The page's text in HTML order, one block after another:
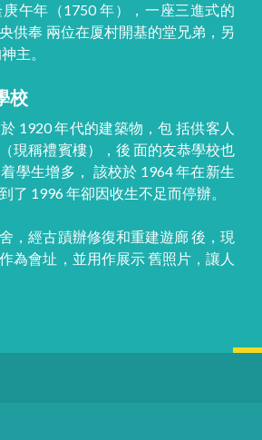
午年（1750 年），一座三進式的
供奉 兩位在厦村開基的堂兄弟，另
主。
校
1920 年代的建築物，包 括供客人
現稱禮賓樓），後 面的友恭學校也
學生增多， 該校於 1964 年在新生
了 1996 年卻因收生不足而停辦。
，經古蹟辦修復和重建遊廊 後，現
為會址，並用作展示 舊照片，讓人